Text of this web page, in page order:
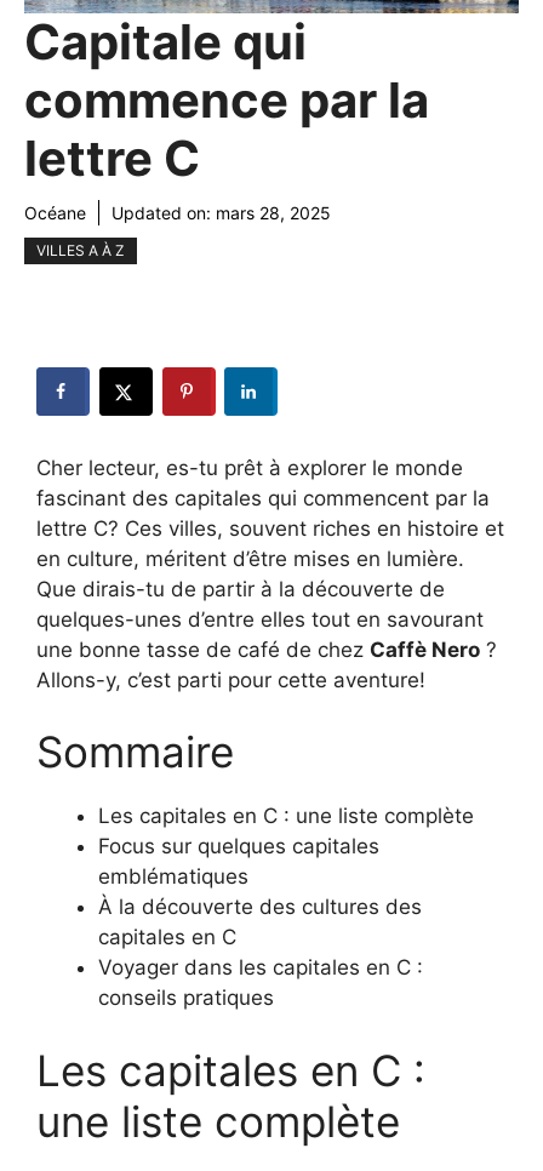
Capitale qui
commence par la
lettre C
Océane Updated on: mars 28, 2025
VILLES A À Z
Cher lecteur, es-tu prêt à explorer le monde
fascinant des capitales qui commencent par la
lettre C? Ces villes, souvent riches en histoire et
en culture, méritent d’être mises en lumière.
Que dirais-tu de partir à la découverte de
quelques-unes d’entre elles tout en savourant
une bonne tasse de café de chez Caffè Nero ?
Allons-y, c’est parti pour cette aventure!
Sommaire
Les capitales en C : une liste complète
Focus sur quelques capitales
emblématiques
À la découverte des cultures des
capitales en C
Voyager dans les capitales en C :
conseils pratiques
Les capitales en C :
une liste complète